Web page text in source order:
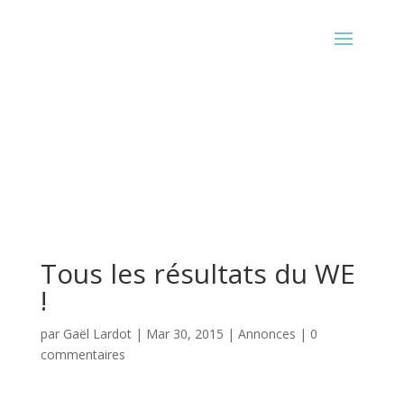
Tous les résultats du WE
!
par Gaël Lardot| Mar 30, 2015 | Annonces | 0
commentaires